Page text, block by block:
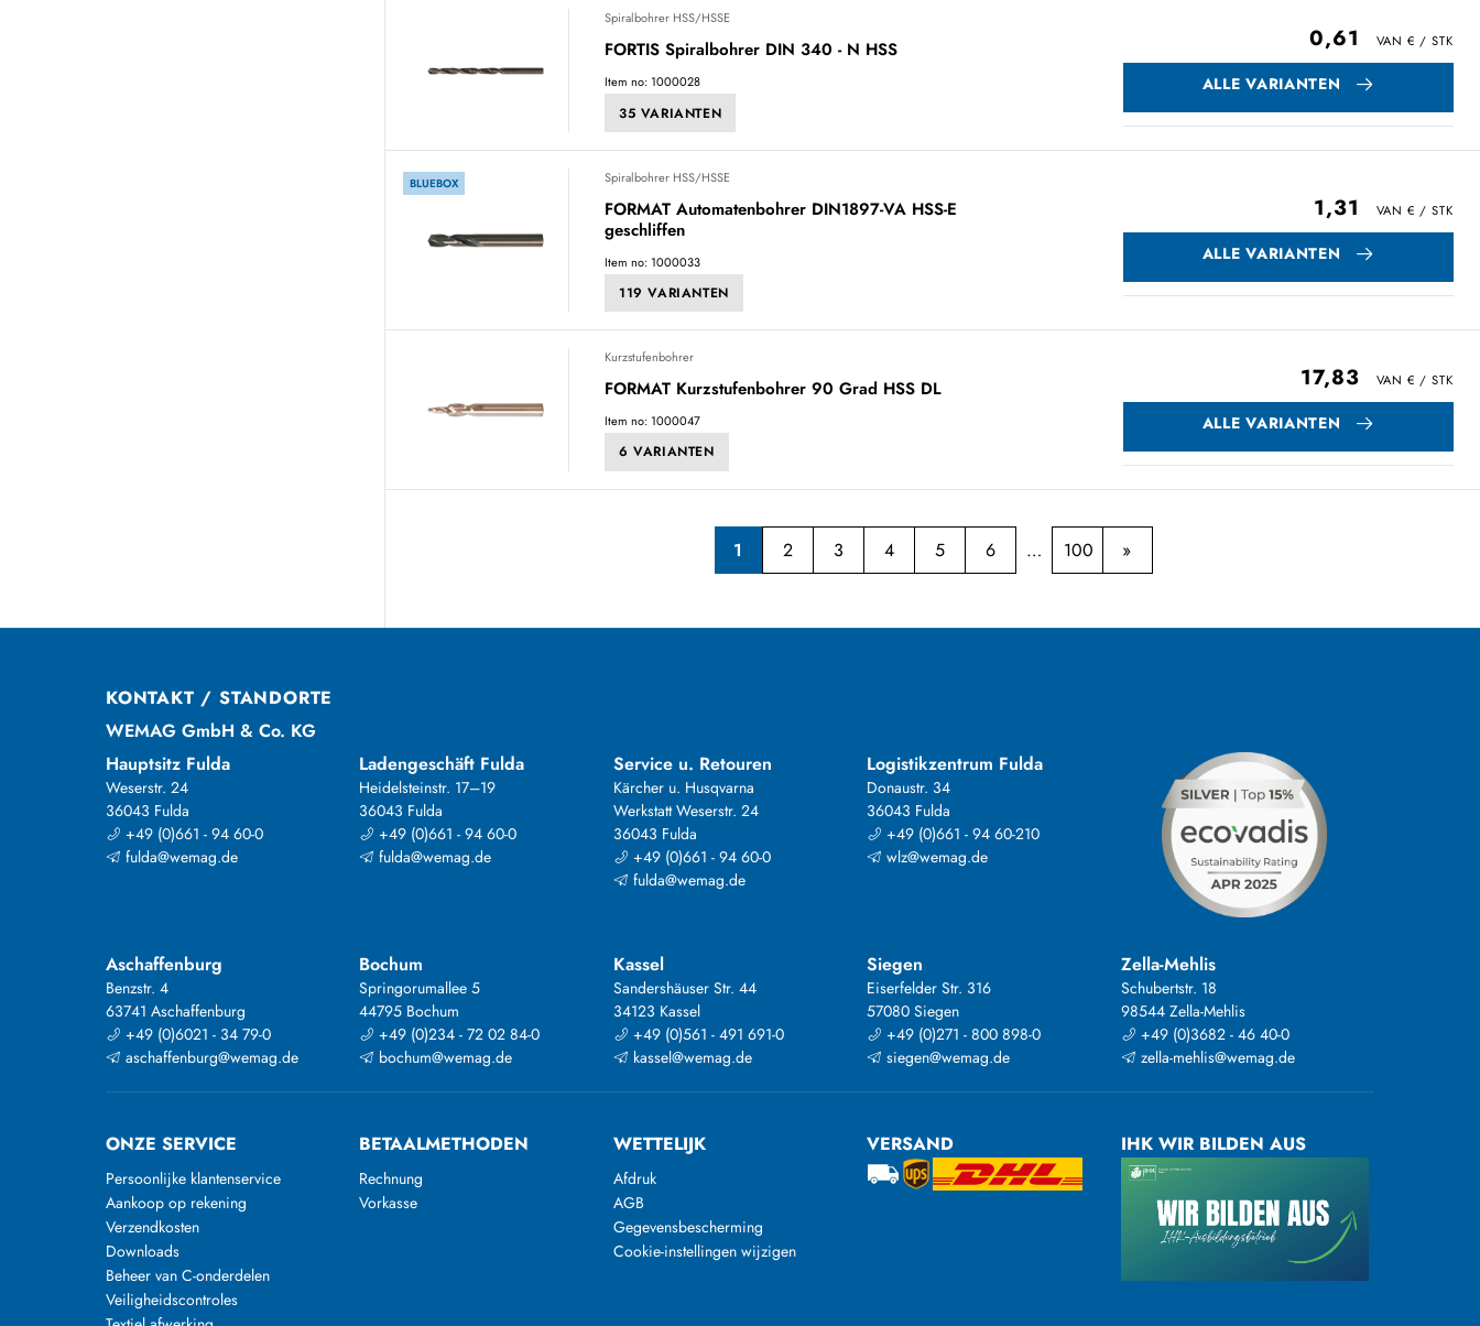
Spiralbohrer HSS/HSSE
FORTIS Spiralbohrer DIN 340 - N HSS
Item no: 1000028
35 VARIANTEN
0,61
ALLE VARIANTEN
BLUEBOX Spiralbohrer HSS/HSSE
FORMAT Automatenbohrer DIN1897-VA HSS-E
geschliffen
Item no: 1000033
119 VARIANTEN
1,31
ALLE VARIANTEN
Kurzstufenbohrer
FORMAT Kurzstufenbohrer 90 Grad HSS DL
Item no: 1000047
6 VARIANTEN
17,83
ALLE VARIANTEN
1 2 3 4 5 6 100
KONTAKT / STANDORTE
WEMAG GmbH & Co. KG
Hauptsitz Fulda
Weserstr. 24
36043 Fulda
+49 (0)661 - 94 60-0
fulda@wemag.de
Ladengeschäft Fulda
Heidelsteinstr. 17–19
36043 Fulda
+49 (0)661 - 94 60-0
fulda@wemag.de
Service u. Retouren
Kärcher u. Husqvarna
Werkstatt Weserstr. 24
36043 Fulda
+49 (0)661 - 94 60-0
fulda@wemag.de
Logistikzentrum Fulda
Donaustr. 34
36043 Fulda
+49 (0)661 - 94 60-210
wlz@wemag.de
Aschaffenburg
Benzstr. 4
63741 Aschaffenburg
+49 (0)6021 - 34 79-0
aschaffenburg@wemag.de
Bochum
Springorumallee 5
44795 Bochum
+49 (0)234 - 72 02 84-0
bochum@wemag.de
Kassel
Sandershäuser Str. 44
34123 Kassel
+49 (0)561 - 491 691-0
kassel@wemag.de
Siegen
Eiserfelder Str. 316
57080 Siegen
+49 (0)271 - 800 898-0
siegen@wemag.de
Zella-Mehlis
Schubertstr. 18
98544 Zella-Mehlis
+49 (0)3682 - 46 40-0
zella-mehlis@wemag.de
ONZE SERVICE
Persoonlijke klantenservice
Aankoop op rekening
Verzendkosten
Downloads
Beheer van C-onderdelen
Veiligheidscontroles
BETAALMETHODEN
Rechnung
Vorkasse
WETTELIJK
Afdruk
AGB
Gegevensbescherming
Cookie-instellingen wijzigen
VERSAND IHK WIR BILDEN AUS